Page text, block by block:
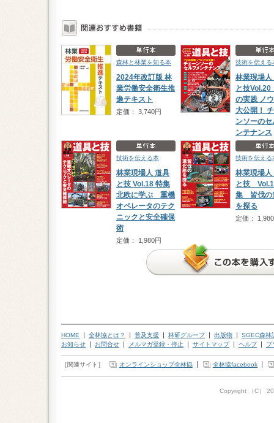
森林と林業を知る本
2024年改訂版 林
業労働安全衛生推
進テキスト
定価： 3,740円
技術を伝える
林業現場
と技
の実践 ノ
大公開！
ンソーの
ンテナンス
定価：
技術を伝える本
林業現場人 道具
と技 Vol.18 特集
北欧に学ぶ 重機
オペレータのテク
ニックと安全確保
術
定価： 1,980円
技術を伝える
林業現場
と技
集 皆伐の
を探る
定価：
HOME 全林協とは？ 普及支援 林研グループ 出版物
SGEC森林
お知らせ
お問合せ メルマガ登録・停止 サイトマップ ヘルプ プ
［関連サイト］ オンラインショップ全林協 全林協facebook
Copyright （C）